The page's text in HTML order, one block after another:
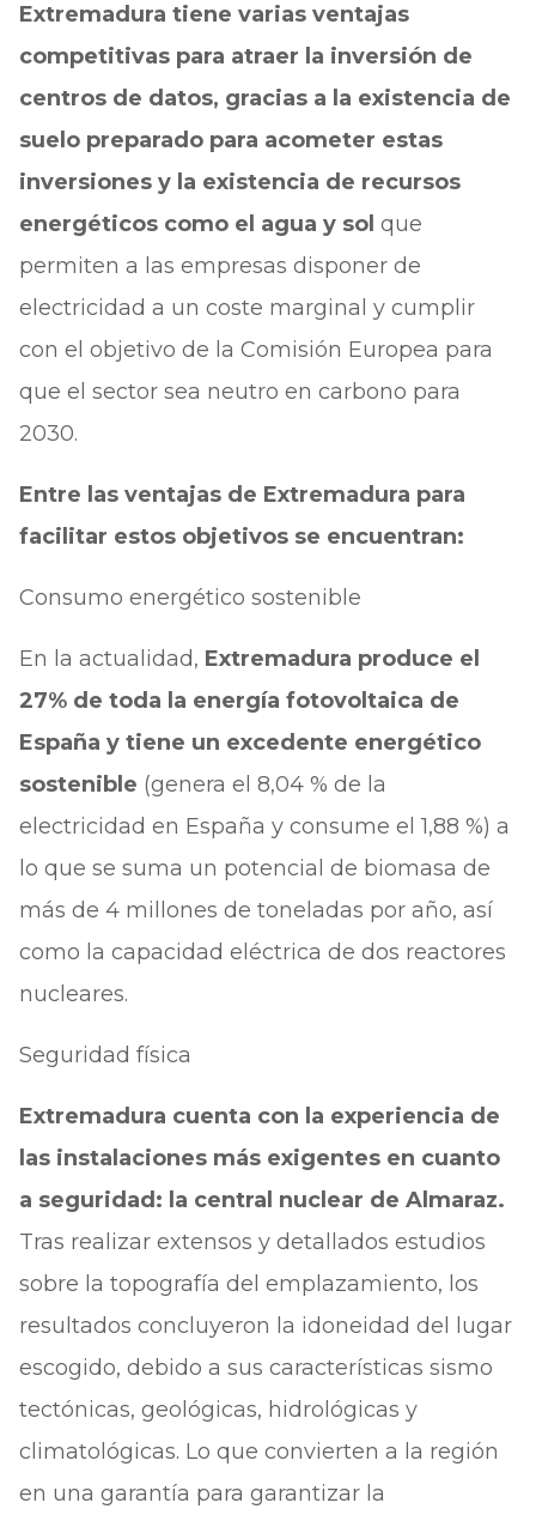
Extremadura tiene varias ventajas
competitivas para atraer la inversión de
centros de datos, gracias a la existencia de
suelo preparado para acometer estas
inversiones y la existencia de recursos
energéticos como el agua y sol que
permiten a las empresas disponer de
electricidad a un coste marginal y cumplir
con el objetivo de la Comisión Europea para
que el sector sea neutro en carbono para
2030.
Entre las ventajas de Extremadura para
facilitar estos objetivos se encuentran:
Consumo energético sostenible
En la actualidad, Extremadura produce el
27% de toda la energía fotovoltaica de
España y tiene un excedente energético
sostenible (genera el 8,04 % de la
electricidad en España y consume el 1,88 %) a
lo que se suma un potencial de biomasa de
más de 4 millones de toneladas por año, así
como la capacidad eléctrica de dos reactores
nucleares.
Seguridad física
Extremadura cuenta con la experiencia de
las instalaciones más exigentes en cuanto
a seguridad: la central nuclear de Almaraz.
Tras realizar extensos y detallados estudios
sobre la topografía del emplazamiento, los
resultados concluyeron la idoneidad del lugar
escogido, debido a sus características sismo
tectónicas, geológicas, hidrológicas y
climatológicas. Lo que convierten a la región
en una garantía para garantizar la